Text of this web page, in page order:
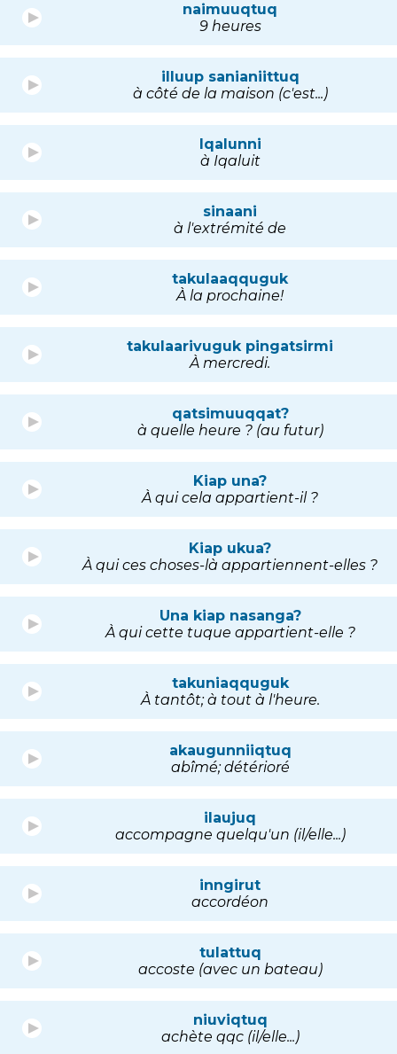
naimuuqtuq
9 heures
illuup sanianiittuq
à côté de la maison (c'est...)
Iqalunni
à Iqaluit
sinaani
à l'extrémité de
takulaaqquguk
À la prochaine!
takulaarivuguk pingatsirmi
À mercredi.
qatsimuuqqat?
à quelle heure ? (au futur)
Kiap una?
À qui cela appartient-il ?
Kiap ukua?
À qui ces choses-là appartiennent-elles ?
Una kiap nasanga?
À qui cette tuque appartient-elle ?
takuniaqquguk
À tantôt; à tout à l'heure.
akaugunniiqtuq
abîmé; détérioré
ilaujuq
accompagne quelqu'un (il/elle...)
inngirut
accordéon
tulattuq
accoste (avec un bateau)
niuviqtuq
achète qqc (il/elle...)